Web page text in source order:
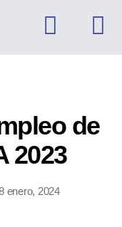
de
2023
enero, 2024